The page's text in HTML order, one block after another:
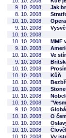
9. 10. 2008
Jak
8. 10. 2008
10. 10. 2008
9. 10. 2008
10. 10. 2008
10. 10. 2008
MMF
9. 10. 2008
10. 10. 2008
Ve
9. 10. 2008
10. 10. 2008
10. 10. 2008
Kůň
10. 10. 2008
10. 10. 2008
10. 10. 2008
10. 10. 2008
9. 10. 2008
10. 10. 2008
O
10. 10. 2008
10. 10. 2008
10. 10. 2008
Vy